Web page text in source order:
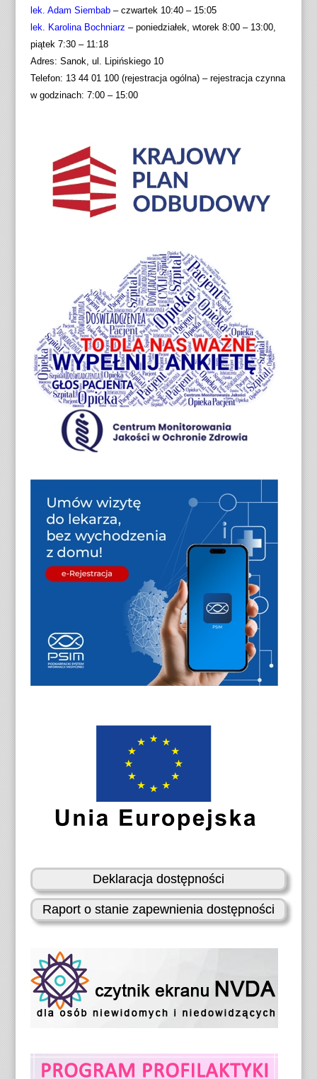
lek. Adam Siembab– czwartek 10:40 – 15:05
lek. Karolina Bochniarz – poniedziałek, wtorek 8:00 – 13:00,
piątek 7:30 – 11:18
Adres: Sanok, ul. Lipińskiego 10
Telefon: 13 44 01 100 (rejestracja ogólna) – rejestracja czynna
w godzinach: 7:00 – 15:00
Deklaracja dostępności
Raport o stanie zapewnienia dostępności